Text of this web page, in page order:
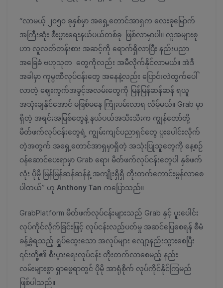
“လာမယ့် ၂၀၅၀ ခုနှစ်မှာ အရှေ့တောင်အာရှက လေးခုမြောက်
အကြီးဆုံး စီးပွားရေးနယ်ပယ်တစ်ခု ဖြစ်လာမှာပါ။ လူအများစု
ဟာ လူလတ်တန်းစား အဆင့်ကို ရောက်ရှိလာပြီး နည်းပညာ
အခြေခံ ဗဟုသုတ တွေကိုလည်း အမီလိုက်နိုင်လာမယ်။ အဲဒီ
အခါမှာ ကုမ္ပဏီလုပ်ငန်းတွေ အနေနဲ့လည်း ပြောင်းလဲထွက်ပေါ်
လာတဲ့ ဈေးကွက်အခွင့်အလမ်းတွေကို မြန်မြန်ဆန်ဆန် ရယူ
အသုံးချနိုင်အောင် မဖြစ်မနေ ကြိုးပမ်းလာရ လိမ့်မယ်။ Grab မှာ
ရှိတဲ့ အရင်းအမြစ်တွေနဲ့ နယ်ပယ်အသီးသီးက ကျွန်တော်တို့
မိတ်ဖက်လုပ်ငန်းတွေရဲ့ ကျွမ်းကျင်ပညာရှင်တွေ ပူးပေါင်းလိုက်
တဲ့အတွက် အရှေ့တောင်အာရှမှာရှိတဲ့ အသုံးပြုသူတွေကို နေ့စဉ်
ဝန်ဆောင်ပေးရာမှာ Grab ရော၊ မိတ်ဖက်လုပ်ငန်းတွေပါ နှစ်ဖက်
လုံး ပိုမို မြန်မြန်ဆန်ဆန်နဲ့ အကျိုးရှိရှိ တိုးတက်ကောင်းမွန်လာစေ
ပါတယ်” ဟု Anthony Tan ကပြောသည်။
GrabPlatform မိတ်ဖက်လုပ်ငန်းများသည် Grab နှင့် ပူးပေါင်း
လုပ်ကိုင်လိုက်ခြင်းဖြင့် လုပ်ငန်းလည်ပတ်မှု အဆင်ပြေစေရန် စီမံ
ခန့်ခွဲရသည့် ရှုပ်ထွေးသော အလုပ်များ လျော့နည်းသွားစေပြီး
၎င်းတို့၏ စီးပွားရေးလုပ်ငန်း တိုးတက်လာစေမည့် နည်း
လမ်းများစွာ ရှာဖွေရာတွင် ပိုမို အာရုံစိုက် လုပ်ကိုင်နိုင်ကြမည်
ဖြစ်ပါသည်။